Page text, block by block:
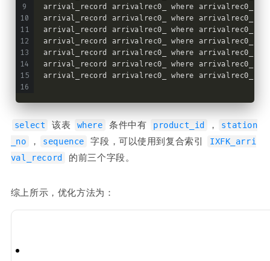
arrival_record arrivalrec0_ where arrivalrec0_.
arrival_record arrivalrec0_ where arrivalrec0_.
arrival_record arrivalrec0_ where arrivalrec0_.
arrival_record arrivalrec0_ where arrivalrec0_.
arrival_record arrivalrec0_ where arrivalrec0_.
arrival_record arrivalrec0_ where arrivalrec0_.
arrival_record arrivalrec0_ where arrivalrec0_.
select 该表 where 条件中有 product_id ，
station
_no
， sequence 字段，可以使用到复合索引
IXFK_arri
val_record
的前三个字段。
综上所示，优化方法为：